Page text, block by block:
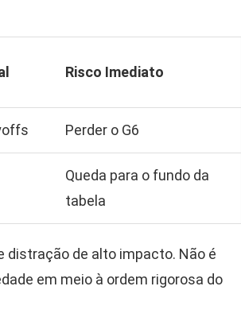
Risco Imediato
Perder o G6
Queda para o fundo da
tabela
distração de alto impacto. Não é
em meio à ordem rigorosa do